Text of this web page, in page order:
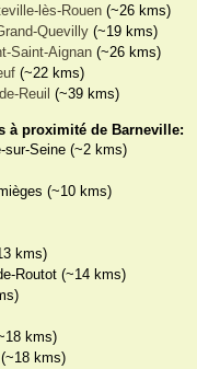
lès-Rouen (~26 kms)
Quevilly (~19 kms)
Saint-Aignan (~26 kms)
(~22 kms)
Reuil (~39 kms)
à proximité de Barneville:
sur-Seine (~2 kms)
(~10 kms)
kms)
Routot (~14 kms)
kms)
kms)